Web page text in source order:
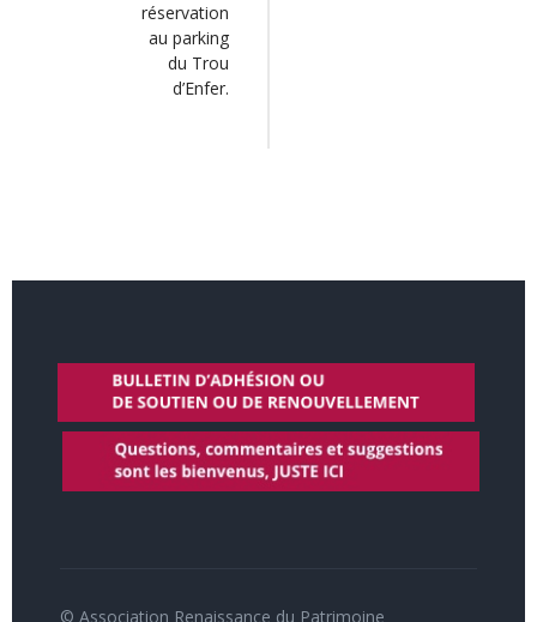
réservation
au parking
du Trou
d’Enfer.
© Association Renaissance du Patrimoine